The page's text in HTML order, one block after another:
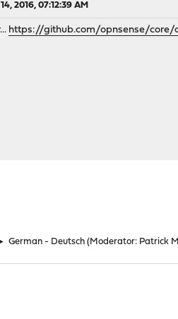
2016, 07:12:39 AM
https://github.com/opnsense/core/
German - Deutsch (Moderator: Patrick